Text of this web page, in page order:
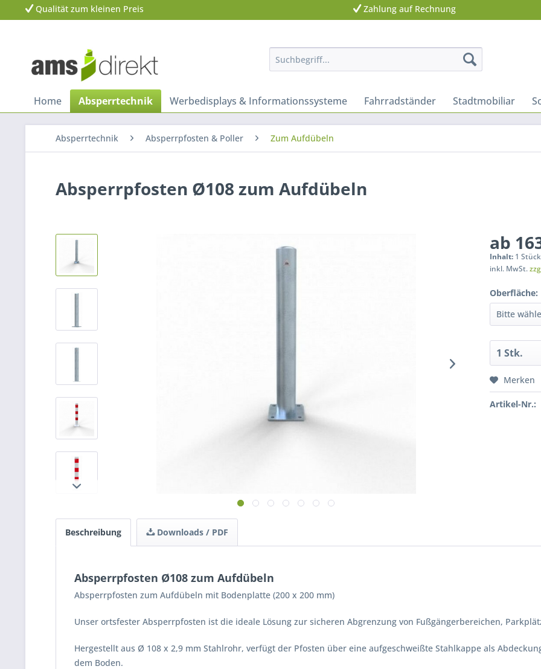
Qualität zum kleinen Preis Zahlung auf Rechnung
Home Absperrtechnik Werbedisplays & Informationssysteme Fahrradständer Stadtmobiliar
Absperrtechnik Absperrpfosten & Poller Zum Aufdübeln
Absperrpfosten Ø108 zum Aufdübeln
ab
Inhalt: 1 Stück
inkl. MwSt.
Oberfläche:
Merken
Artikel-Nr.:
Beschreibung Downloads / PDF
Absperrpfosten Ø108 zum Aufdübeln
Absperrpfosten zum Aufdübeln mit Bodenplatte (200 x 200 mm)
Unser ortsfester Absperrpfosten ist die ideale Lösung zur sicheren Abgrenzung von Fußgängerbereichen,
Hergestellt aus Ø 108 x 2,9 mm Stahlrohr, verfügt der Pfosten über eine aufgeschweißte Stahlkappe als
dem Boden.